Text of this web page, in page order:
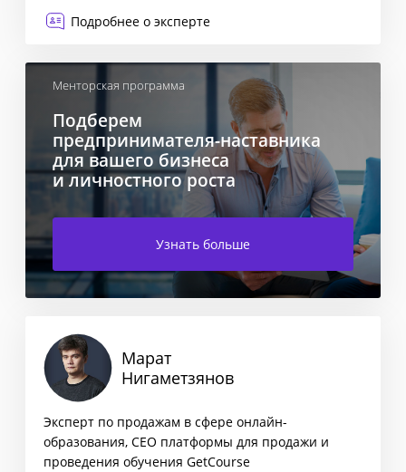
Подробнее о эксперте
Менторская программа
Подберем
предпринимателя-наставника
для вашего бизнеса
и личностного роста
Узнать больше
Марат
Нигаметзянов
Эксперт по продажам в сфере онлайн-
образования, СЕО платформы для продажи и
проведения обучения GetCourse